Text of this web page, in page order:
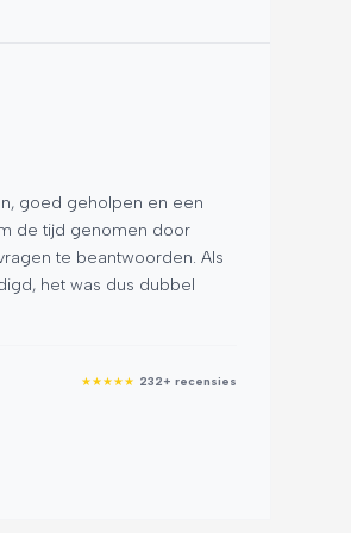
goed geholpen en een
de tijd genomen door
te beantwoorden. Als
het was dus dubbel
★★★★★ 232+ recensies